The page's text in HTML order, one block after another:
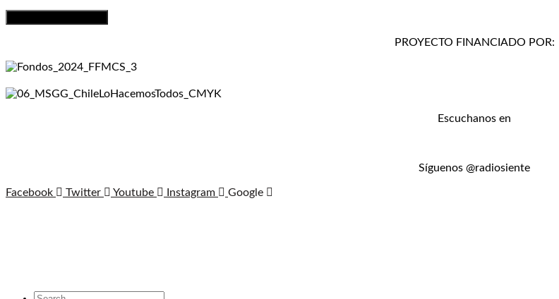
PROYECTO FINANCIADO POR:
Escuchanos en
Síguenos @radiosiente
Facebook Twitter Youtube Instagram Google